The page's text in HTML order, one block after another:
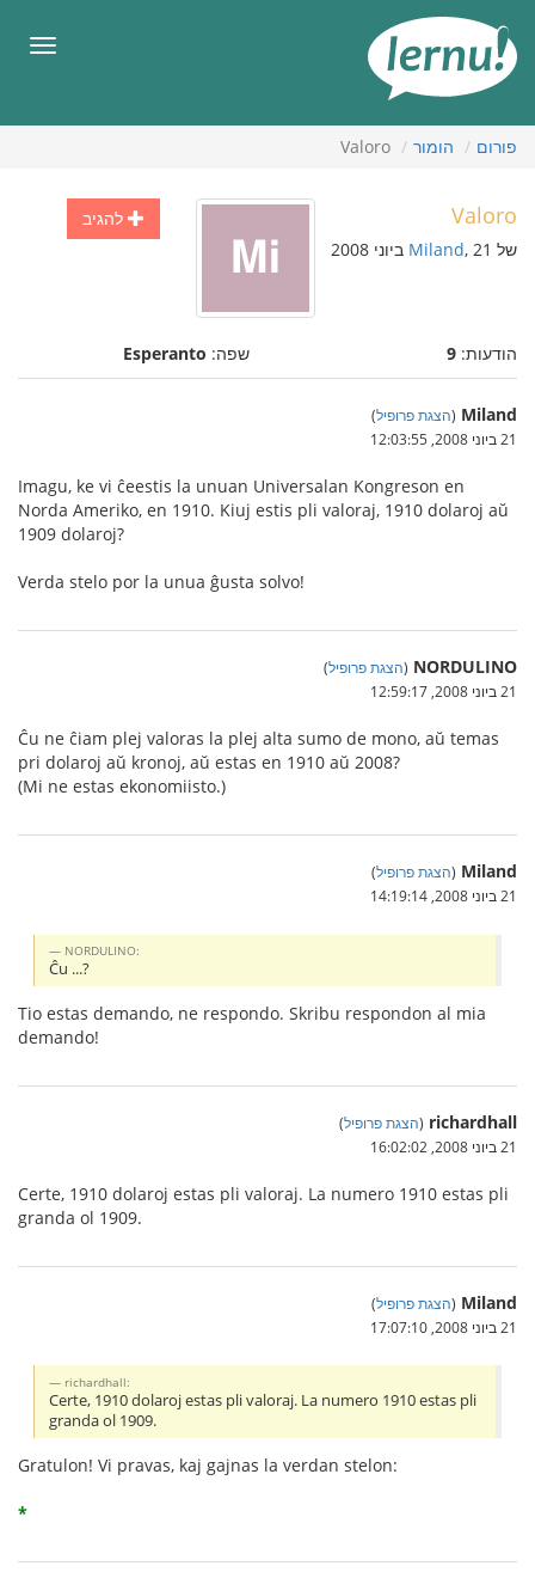
העניינים
פורום הומור Valoro
להגיב Valoro
של Miland, 21 ביוני 2008
הודעות: 9 שפה: Esperanto
Miland
(הצגת פרופיל)
21 ביוני 2008, 12:03:55
Imagu, ke vi ĉeestis la unuan Universalan Kongreson en
Norda Ameriko, en 1910. Kiuj estis pli valoraj, 1910 dolaroj aŭ
1909 dolaroj?
Verda stelo por la unua ĝusta solvo!
NORDULINO
(הצגת פרופיל)
21 ביוני 2008, 12:59:17
Ĉu ne ĉiam plej valoras la plej alta sumo de mono, aŭ temas
pri dolaroj aŭ kronoj, aŭ estas en 1910 aŭ 2008?
(Mi ne estas ekonomiisto.)
Miland
(הצגת פרופיל)
21 ביוני 2008, 14:19:14
NORDULINO:
Ĉu ...?
Tio estas demando, ne respondo. Skribu respondon al mia
demando!
richardhall
(הצגת פרופיל)
21 ביוני 2008, 16:02:02
Certe, 1910 dolaroj estas pli valoraj. La numero 1910 estas pli
granda ol 1909.
Miland
(הצגת פרופיל)
21 ביוני 2008, 17:07:10
richardhall:
Certe, 1910 dolaroj estas pli valoraj. La numero 1910 estas pli
granda ol 1909.
Gratulon! Vi pravas, kaj gajnas la verdan stelon:
*